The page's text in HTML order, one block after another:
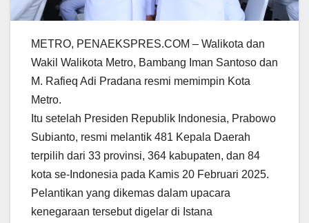
METRO, PENAEKSPRES.COM – Walikota dan
Wakil Walikota Metro, Bambang Iman Santoso dan
M. Rafieq Adi Pradana resmi memimpin Kota
Metro.
Itu setelah Presiden Republik Indonesia, Prabowo
Subianto, resmi melantik 481 Kepala Daerah
terpilih dari 33 provinsi, 364 kabupaten, dan 84
kota se-Indonesia pada Kamis 20 Februari 2025.
Pelantikan yang dikemas dalam upacara
kenegaraan tersebut digelar di Istana